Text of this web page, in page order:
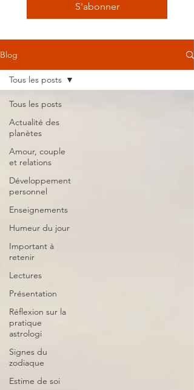
S'abonner
Blog
Tous les posts
Actualité des
planètes
Amour, couple
et relations
Développement
personnel
Enseignements
Humeur du jour
Important à
retenir
Lectures
Présentation
Réflexion sur la
pratique
astrologi
Signes du
zodiaque
Estime de soi
Tous les posts